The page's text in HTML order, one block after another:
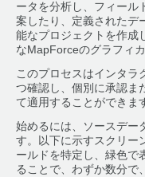
ータを分析し、フィール
案したり、定義されたデ
能なプロジェクトを作成
なMapForceのグラフィ
このプロセスはインタラ
つ確認し、個別に承認ま
て適用することができま
始めるには、ソースデー
す。以下に示すスクリー
ールドを特定し、緑色で
ることで、わずか数分で